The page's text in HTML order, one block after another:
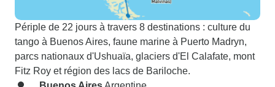
Périple de 22 jours à travers 8 destinations : culture du
tango à Buenos Aires, faune marine à Puerto Madryn,
parcs nationaux d'Ushuaïa, glaciers d'El Calafate, mont
Fitz Roy et région des lacs de Bariloche.